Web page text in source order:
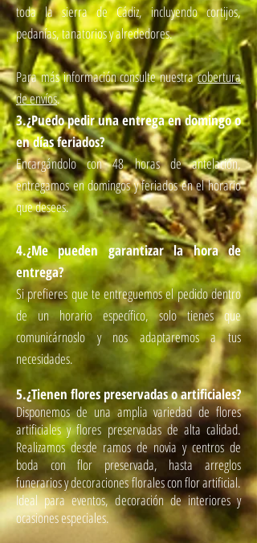
toda la sierra de Cádiz, incluyendo cortijos,
pedanías, tanatorios y alrededores.
Para más información consulte nuestracobertura
de envíos.
3.¿Puedo pedir una entrega en domingo o
en días feriados?
Encargándolo con 48 horas de antelación,
entregamos en domingos y feriados en el horario
que desees.
4.¿Me pueden garantizar la hora de
entrega?
Si prefieres que te entreguemos el pedido dentro
de un horario específico, solo tienes que
comunicárnoslo y nos adaptaremos a tus
necesidades.
5.¿Tienen flores preservadas o artificiales?
Disponemos de una amplia variedad de flores
artificiales y flores preservadas de alta calidad.
Realizamos desde ramos de novia y centros de
boda con flor preservada, hasta arreglos
funerarios y decoraciones florales con flor artificial.
Ideal para eventos, decoración de interiores y
ocasiones especiales.